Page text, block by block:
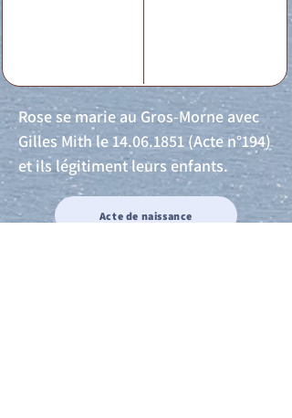
Rose se marie au Gros-Morne avec
Gilles Mith le 14.06.1851 (Acte n°194)
et ils légitiment leurs enfants.
Acte de naissance